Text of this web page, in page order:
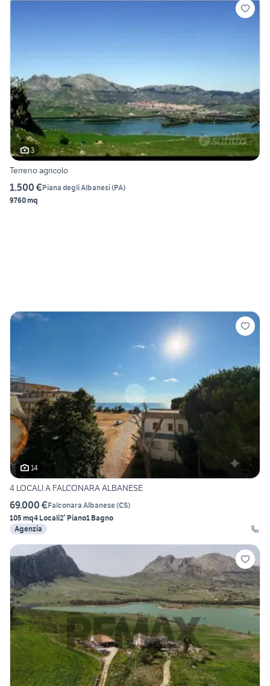
3
Terreno agricolo
1.500 €Piana degli Albanesi(PA)
9760 mq
14
4 LOCALI A FALCONARA ALBANESE
69.000 €Falconara Albanese(CS)
105 mq4 Locali2° Piano1 Bagno
Agenzia